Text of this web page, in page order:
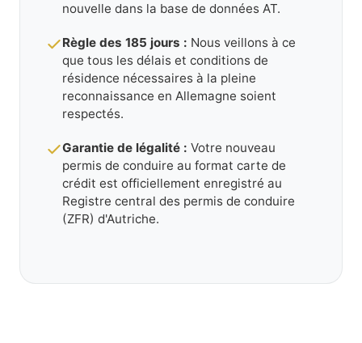
nouvelle dans la base de données AT.
Règle des 185 jours : Nous veillons à ce
que tous les délais et conditions de
résidence nécessaires à la pleine
reconnaissance en Allemagne soient
respectés.
Garantie de légalité : Votre nouveau
permis de conduire au format carte de
crédit est officiellement enregistré au
Registre central des permis de conduire
(ZFR) d'Autriche.